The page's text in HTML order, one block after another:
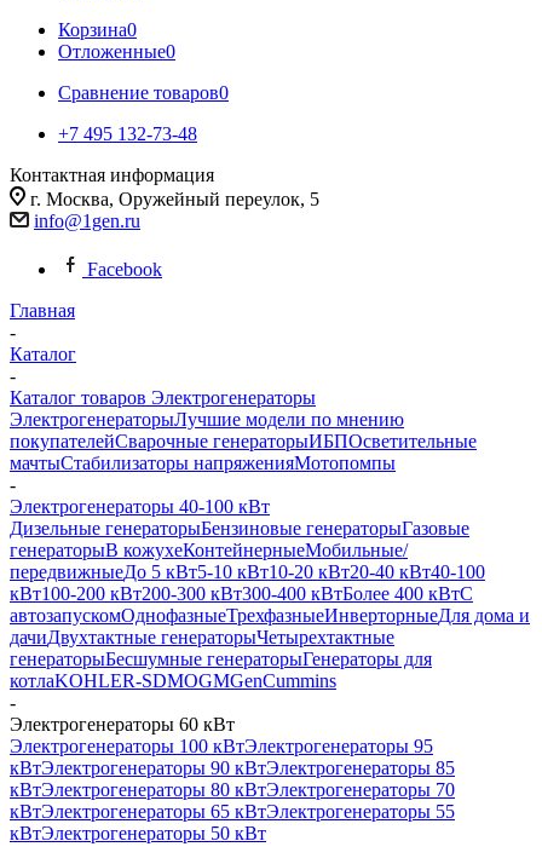
Корзина0
Отложенные0
Сравнение товаров0
+7 495 132-73-48
Контактная информация
г. Москва, Оружейный переулок, 5
info@1gen.ru
Facebook
Главная
-
Каталог
-
Каталог товаров Электрогенераторы
ЭлектрогенераторыЛучшие модели по мнению
покупателейСварочные генераторыИБПОсветительные
мачтыСтабилизаторы напряженияМотопомпы
-
Электрогенераторы 40-100 кВт
Дизельные генераторыБензиновые генераторыГазовые
генераторыВ кожухеКонтейнерныеМобильные/
передвижныеДо 5 кВт5-10 кВт10-20 кВт20-40 кВт40-100
кВт100-200 кВт200-300 кВт300-400 кВтБолее 400 кВтС
автозапускомОднофазныеТрехфазныеИнверторныеДля дома и
дачиДвухтактные генераторыЧетырехтактные
генераторыБесшумные генераторыГенераторы для
котлаKOHLER-SDMOGMGenCummins
-
Электрогенераторы 60 кВт
Электрогенераторы 100 кВтЭлектрогенераторы 95
кВтЭлектрогенераторы 90 кВтЭлектрогенераторы 85
кВтЭлектрогенераторы 80 кВтЭлектрогенераторы 70
кВтЭлектрогенераторы 65 кВтЭлектрогенераторы 55
кВтЭлектрогенераторы 50 кВт